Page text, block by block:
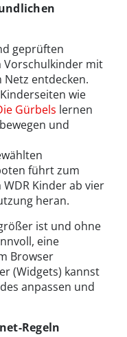
geprüften
Vorschulkinder mit
Netz entdecken.
wie
Gürbels lernen
und
führt zum
WDR Kinder ab vier
heran.
ist und ohne
eine
Browser
(Widgets) kannst
anpassen und
Regeln